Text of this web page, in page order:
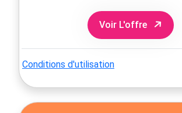
Voir L'offre
Conditions d'utilisation